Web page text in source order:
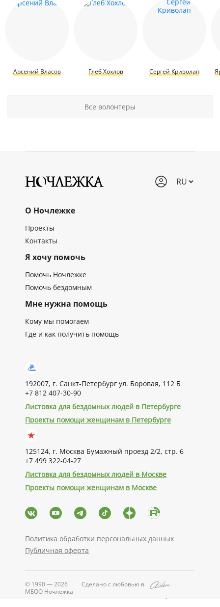
Арсений Власов Глеб Хохлов Сергей Криволап
Все волонтеры
О Ночлежке
Проекты
Контакты
Я хочу помочь
Помочь Ночлежке
Помочь бездомным
Мне нужна помощь
Кому мы помогаем
Где и как получить помощь
192007, г. Санкт-Петербург ул. Боровая, 112 Б
+7 812 407-30-90
Листовка для бездомных людей в Петербурге
Проекты помощи женщинам в Петербурге
125124, г. Москва Бумажный проезд 2/2, стр. 6
+7 499 322-04-27
Листовка для бездомных людей в Москве
Проекты помощи женщинам в Москве
Политика обработки персональных данных
Публичная оферта
© 1990 — 2026
МБОО Ночлежка
Сделано с любовью в